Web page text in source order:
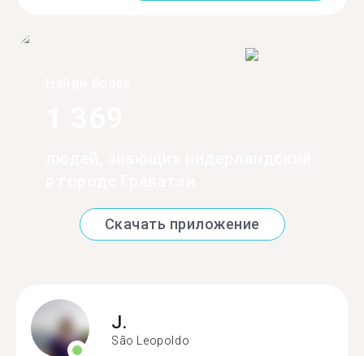
Скачать приложение
J.
São Leopoldo